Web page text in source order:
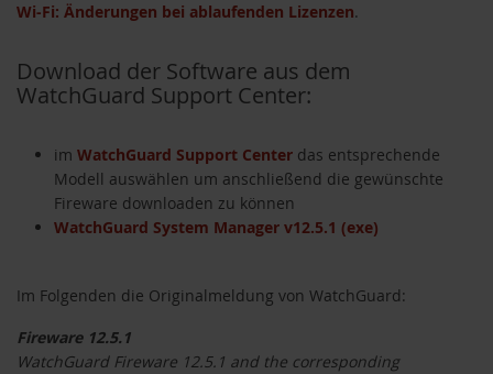
Wi-Fi: Änderungen bei ablaufenden Lizenzen.
Download der Software aus dem
WatchGuard Support Center:
im WatchGuard Support Center das entsprechende
Modell auswählen um anschließend die gewünschte
Fireware downloaden zu können
WatchGuard System Manager v12.5.1 (exe)
Im Folgenden die Originalmeldung von WatchGuard:
Fireware 12.5.1
WatchGuard Fireware 12.5.1 and the corresponding